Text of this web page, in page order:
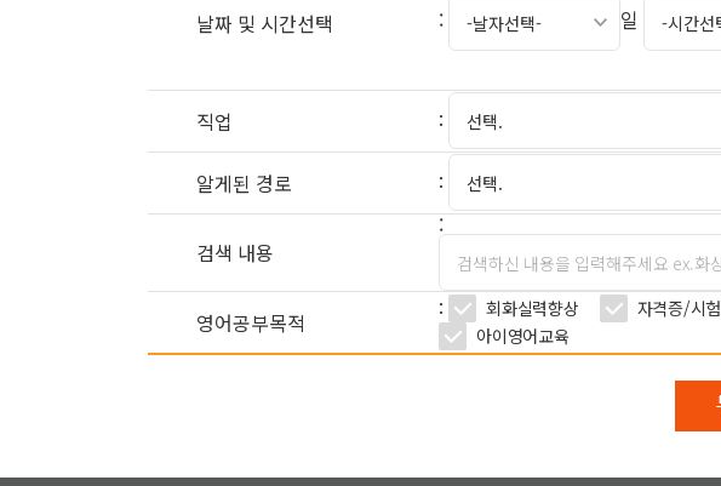
날짜 및 시간선택 : 일
직업 :
알게된 경로 :
검색 내용
:
영어공부목적
: 회화실력향상 자격증/시험
아이영어교육